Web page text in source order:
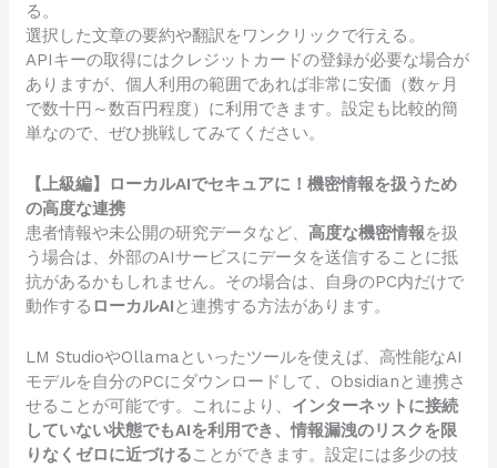
る。
選択した文章の要約や翻訳をワンクリックで行える。
APIキーの取得にはクレジットカードの登録が必要な場合が
ありますが、個人利用の範囲であれば非常に安価（数ヶ月
で数十円～数百円程度）に利用できます。設定も比較的簡
単なので、ぜひ挑戦してみてください。
【上級編】ローカルAIでセキュアに！機密情報を扱うため
の高度な連携
患者情報や未公開の研究データなど、高度な機密情報を扱
う場合は、外部のAIサービスにデータを送信することに抵
抗があるかもしれません。その場合は、自身のPC内だけで
動作する ローカルAIと連携する方法があります。
LM StudioやOllamaといったツールを使えば、高性能なAI
モデルを自分のPCにダウンロードして、Obsidianと連携さ
せることが可能です。これにより、 インターネットに接続
していない状態でもAIを利用でき、情報漏洩のリスクを限
りなくゼロに近づけることができます。設定には多少の技